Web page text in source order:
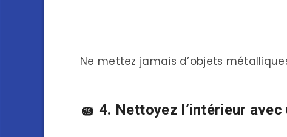
Ne mettez jamais d’objets
🧽 4. Nettoyez l’intérieur